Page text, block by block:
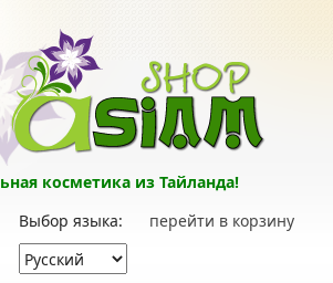
косметика из Тайланда!
перейти в корзину
Выбор языка: